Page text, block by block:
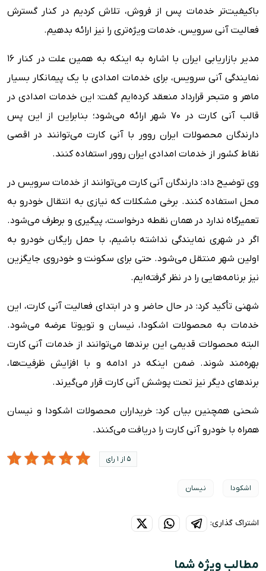
باکیفیت‌تر خدمات پس از فروش، تلاش کردیم در کنار گسترش
فعالیت آنی سرویس، خدمات ویژه‌تری را نیز ارائه بدهیم.
مدیر بازاریابی ایران با اشاره به اینکه به همین علت در کنار ۱۶
نمایندگی آنی سرویس، برای خدمات امدادی با یک پیمانکار بسیار
ماهر و متبحر قرارداد منعقد کرده‌ایم گفت: این خدمات امدادی در
قالب آنی کارت در ۷۰ شهر ارائه می‌شود؛ بنابراین از این پس
دارندگان محصولات ایران روور با آنی کارت می‌توانند در اقصی
نقاط کشور از خدمات امدادی ایران روور استفاده کنند.
وی توضیح داد: دارندگان آنی کارت می‌توانند از خدمات سرویس در
محل استفاده کنند. برخی مشکلات که نیازی به انتقال خودرو به
تعمیرگاه ندارد در همان نقطه درخواست، پیگیری و برطرف می‌شود.
اگر در شهری نمایندگی نداشته باشیم، با حمل رایگان خودرو به
اولین شهر منتقل می‌شود. حتی برای سکونت و خودروی جایگزین
نیز برنامه‌هایی را در نظر گرفته‌ایم.
شهنی تأکید کرد: در حال حاضر و در ابتدای فعالیت آنی کارت، این
خدمات به محصولات اشکودا، نیسان و تویوتا عرضه می‌شود.
البته محصولات قدیمی این برندها می‌توانند از خدمات آنی کارت
بهره‌مند شوند. ضمن اینکه در ادامه و با افزایش ظرفیت‌ها،
برندهای دیگر نیز تحت پوشش آنی کارت قرار می‌گیرند.
شحنی همچنین بیان کرد: خریداران محصولات اشکودا و نیسان
همراه با خودرو آنی کارت را دریافت می‌کنند.
5 از 1 رای
اشکودا نیسان
اشتراک گذاری:
مطالب ویژه شما